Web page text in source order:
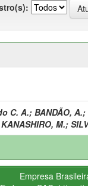
C. A.; BANDÃO, A.;
KANASHIRO, M.;
Empresa